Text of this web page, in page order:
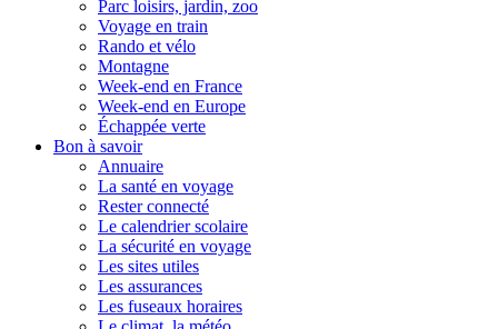
Parc loisirs, jardin, zoo
Voyage en train
Rando et vélo
Montagne
Week-end en France
Week-end en Europe
Échappée verte
Bon à savoir
Annuaire
La santé en voyage
Rester connecté
Le calendrier scolaire
La sécurité en voyage
Les sites utiles
Les assurances
Les fuseaux horaires